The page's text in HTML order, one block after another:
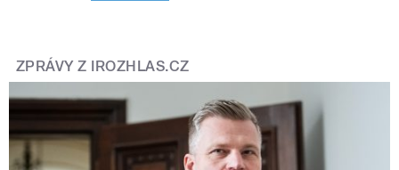
ZPRÁVY Z IROZHLAS.CZ